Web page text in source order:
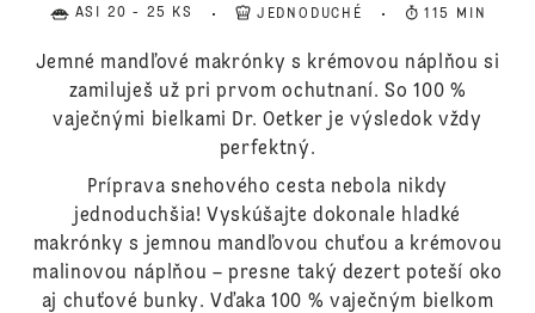
ASI 20 - 25 KS JEDNODUCHÉ 115 MIN
Jemné mandľové makrónky s krémovou náplňou si
zamiluješ už pri prvom ochutnaní. So 100 %
vaječnými bielkami Dr. Oetker je výsledok vždy
perfektný.
Príprava snehového cesta nebola nikdy
jednoduchšia! Vyskúšajte dokonale hladké
makrónky s jemnou mandľovou chuťou a krémovou
malinovou náplňou – presne taký dezert poteší oko
aj chuťové bunky. Vďaka 100 % vaječným bielkom